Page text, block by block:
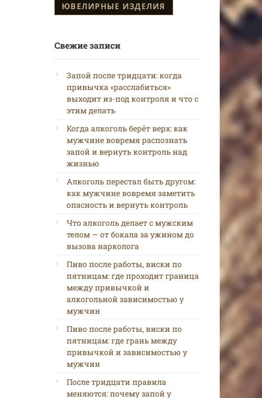
ЮВЕЛИРНЫЕ ИЗДЕЛИЯ
Свежие записи
Запой после тридцати: когда
привычка «расслабиться»
выходит из-под контроля и что с
этим делать
Когда алкоголь берёт верх: как
мужчине вовремя распознать
запой и вернуть контроль над
жизнью
Алкоголь перестал быть другом:
как мужчине вовремя заметить
опасность и вернуть контроль
Что алкоголь делает с мужским
телом — от бокала за ужином до
вызова нарколога
Пиво после работы, виски по
пятницам: где проходит граница
между привычкой и
алкогольной зависимостью у
мужчин
Пиво после работы, виски по
пятницам: где грань между
привычкой и зависимостью у
мужчин
После тридцати правила
меняются: почему запой у